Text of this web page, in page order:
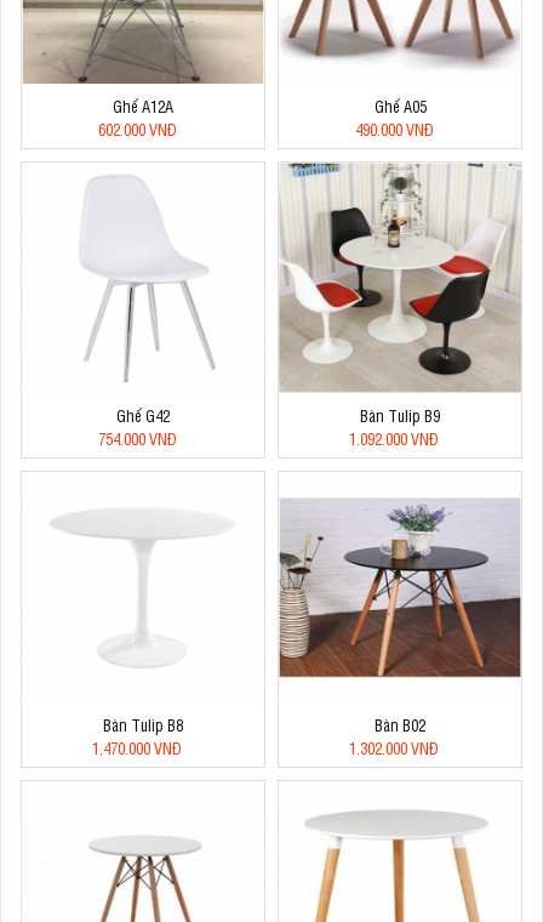
Ghế A12A
602.000 VNĐ
Ghế A05
490.000 VNĐ
Ghế G42
754.000 VNĐ
Bàn Tulip B9
1.092.000 VNĐ
Bàn Tulip B8
1.470.000 VNĐ
Bàn B02
1.302.000 VNĐ